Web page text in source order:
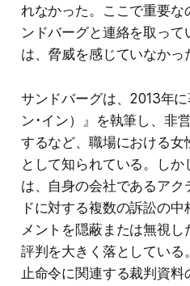
れなかった。ここで重要
ンドバーグと連絡を取っ
は、脅威を感じていなかっ
サンドバーグは、2013年
ン･イン）』を執筆し、非
するなど、職場における
として知られている。し
は、自身の会社であるア
ドに対する複数の訴訟の
メントを隠蔽または無視し
評判を大きく落としてい
止命令に関連する裁判資料